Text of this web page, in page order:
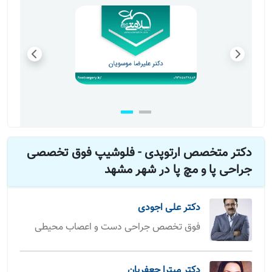
منتها غضروف سازها در موازد ارتروز خفیف نسبتا خوبه
درمان چرخش لگن و اسپاسم شدید و لنگ زدن پای
راست
پای راستم از لگن ب بیرون چرخیده لنگ میزنم بالای ران پا
دکتر علیرضا موسویان
سلام. باید معاینه دقیق بشن.
درمان پارگی تاندون و کشیدگی عضله مچ پا
با سلام و احترام. بهمن ماه سال گذشته مچ پای
مادرم(65ساله) دچار شکستگی شد که حدود یک ماه گچ بود
دکتر متخصص ارتوپدی - فلوشیپ فوق تخصصی
جراحی پا و مچ پا در شهر مشهد
دکتر علی اجودی
فوق تخصص جراحی دست و اعصاب محیطی